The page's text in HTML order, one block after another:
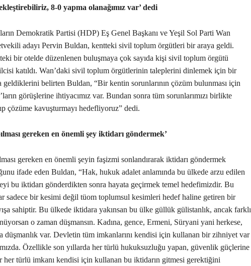
8-0 yapma olanağımız var’ dedi
Demokratik Partisi (HDP) Eş Genel Başkanı ve Yeşil Sol Parti Wan
adayı Pervin Buldan, kentteki sivil toplum örgütleri bir araya geldi.
bir otelde düzenlenen buluşmaya çok sayıda kişi sivil toplum örgütü
katıldı. Wan’daki sivil toplum örgütlerinin taleplerini dinlemek için bir
geldiklerini belirten Buldan, “Bir kentin sorunlarının çözüm bulunması için
görüşlerine ihtiyacımız var. Bundan sonra tüm sorunlarımızı birlikte
çözüme kavuşturmayı hedefliyoruz” dedi.
gereken en önemli şey iktidarı göndermek’
gereken en önemli şeyin faşizmi sonlandırarak iktidarı göndermek
ifade eden Buldan, “Hak, hukuk adalet anlamında bu ülkede arzu edilen
bu iktidarı gönderdikten sonra hayata geçirmek temel hedefimizdir. Bu
sadece bir kesimi değil tüom toplumsul kesimleri hedef haline getiren bir
sahiptir. Bu ülkede iktidara yakınsan bu ülke güllük gülistanlık, ancak farklı
o zaman düşmansın. Kadına, gence, Ermeni, Süryani yani herkese,
düşmanlık var. Devletin tüm imkanlarını kendisi için kullanan bir zihniyet var
Özellikle son yıllarda her türlü hukuksuzluğu yapan, güvenlik güçlerine
her türlü imkanı kendisi için kullanan bu iktidarın gitmesi gerektiğini